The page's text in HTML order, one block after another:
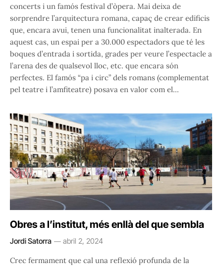
concerts i un famós festival d’òpera. Mai deixa de
sorprendre l’arquitectura romana, capaç de crear edificis
que, encara avui, tenen una funcionalitat inalterada. En
aquest cas, un espai per a 30.000 espectadors que té les
boques d’entrada i sortida, grades per veure l’espectacle a
l’arena des de qualsevol lloc, etc. que encara són
perfectes. El famós “pa i circ” dels romans (complementat
pel teatre i l’amfiteatre) posava en valor com el…
Obres a l’institut, més enllà del que sembla
Jordi Satorra abril 2, 2024
Crec fermament que cal una reflexió profunda de la